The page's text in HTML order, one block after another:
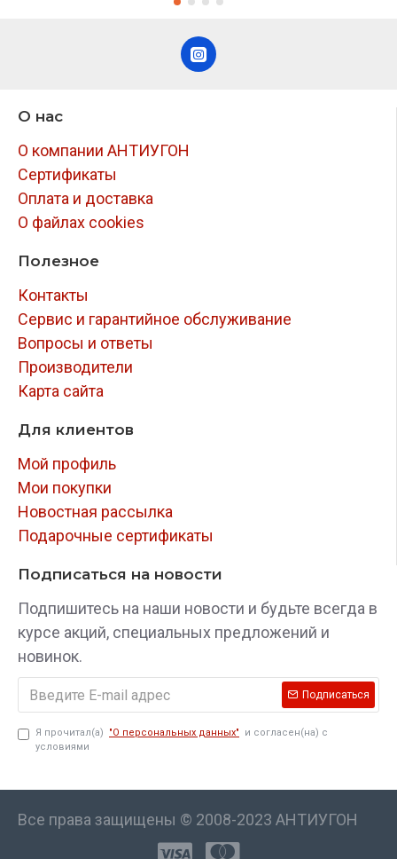
О нас
О компании АНТИУГОН
Сертификаты
Оплата и доставка
О файлах cookies
Полезное
Контакты
Сервис и гарантийное обслуживание
Вопросы и ответы
Производители
Карта сайта
Для клиентов
Мой профиль
Мои покупки
Новостная рассылка
Подарочные сертификаты
Подписаться на новости
Подпишитесь на наши новости и будьте всегда в
курсе акций, специальных предложений и
новинок.
Подписаться
Я прочитал(а) "О персональных данных"
и согласен(на) с
условиями
Все права защищены © 2008-2023 АНТИУГОН